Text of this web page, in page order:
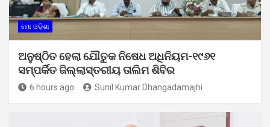
ମୋ ଓଡ଼ିଶା
ଅନୁଷ୍ଠିତ ହେଲା ଯୌତୁକ ନିଷେଧ ଅଧିନିୟମ-୧୯୬୧
ସମ୍ପର୍କିତ ଜିଲ୍ଲାସ୍ତରୀୟ ତାଲିମ ଶିବିର
6 hours ago Sunil Kumar Dhangadamajhi